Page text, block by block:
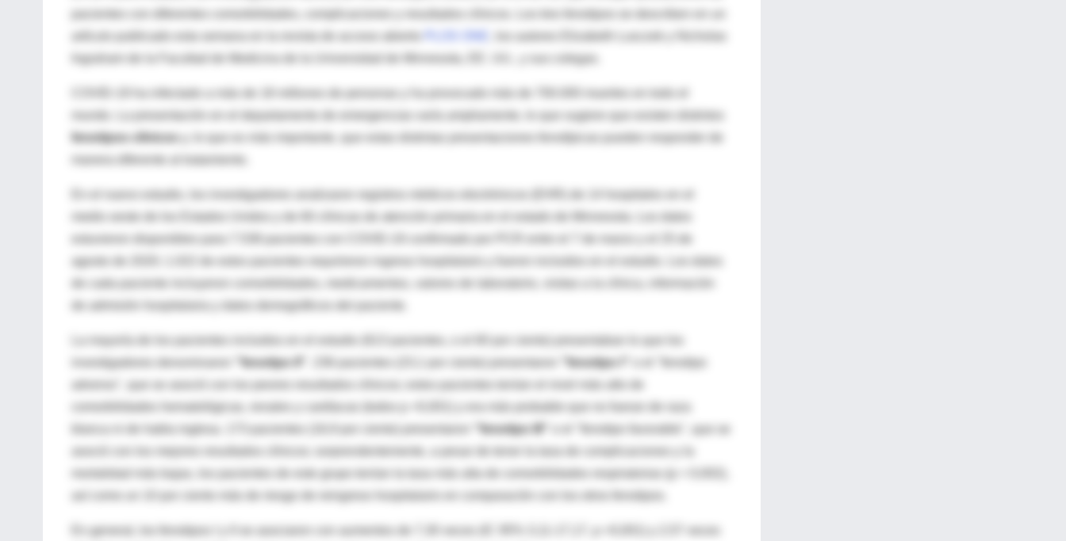
Ingraham de la Facultad de Medicina de la Universidad de Minnesota, EE. UU., y sus colegas.
mundo. La presentación en el departamento de emergencias varía ampliamente, lo que sugiere que existen distintos
fenotipos clínicos
y, lo que es más importante, que estas distintas presentaciones fenotípicas pueden responder de
En el nuevo estudio, los investigadores analizaron registros médicos electrónicos (EHR) de 14 hospitales en el
agosto de 2020; 1.022 de estos pacientes requirieron ingreso hospitalario y fueron incluidos en el estudio. Los datos
de admisión hospitalaria y datos demográficos del paciente.
La mayoría de los pacientes incluidos en el estudio (613 pacientes, o el 60 por ciento) presentaban lo que los
investigadores denominaron
"fenotipo II" "fenotipo I"
comorbilidades hematológicas, renales y cardíacas (todos p <0,001) y era más probable que no fueran de raza
blanca ni de habla inglesa. 173 pacientes (16,9 por ciento) presentaron
"fenotipo III"
mortalidad más bajas, los pacientes de este grupo tenían la tasa más alta de comorbilidades respiratorias (p = 0,002),
así como un 10 por ciento más de riesgo de reingreso hospitalario en comparación con los otros fenotipos.
En general, los fenotipos I y II se asociaron con aumentos de 7,30 veces (IC 95% 3,11-17,17, p <0,001) y 2,57 veces